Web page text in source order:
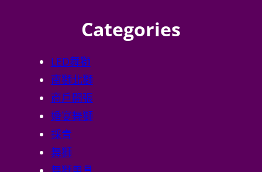
舞獅
舞獅用具
舞獅表演
舞獅開幕
舞龍
舞龍舞獅用品道具
舞龍舞獅課程